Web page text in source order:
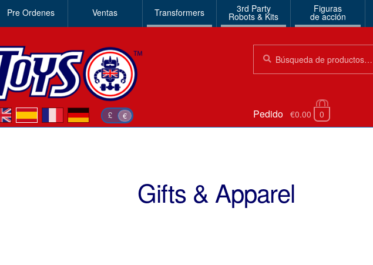
Pre Ordenes Ventas Transformers 3rd Party
Robots & Kits
Figuras
de acción
£ €
es de Pedido €0.00 0
Gifts & Apparel